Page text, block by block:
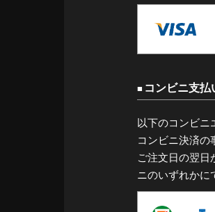
コンビニ支払
以下のコンビニ
コンビニ決済の
ご注文日の翌日
ニのいずれかに